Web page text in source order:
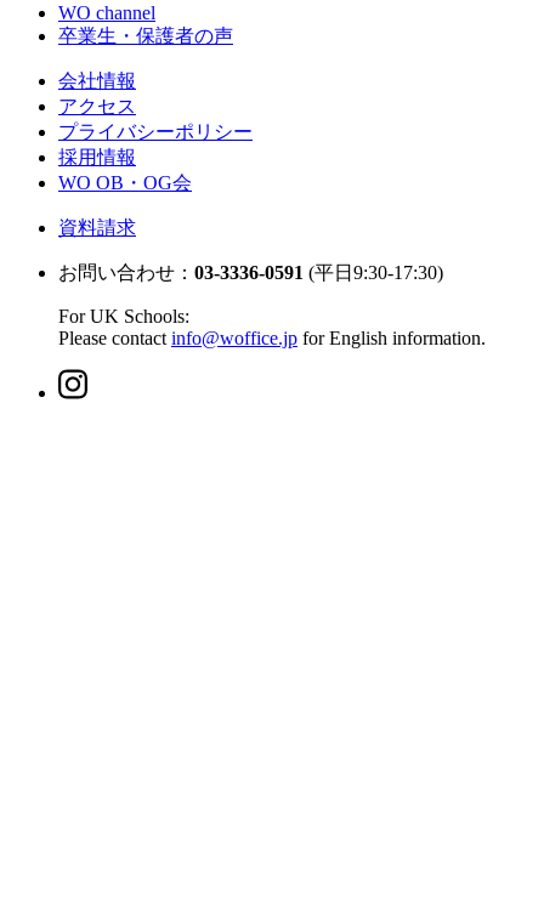
WO channel
卒業生・保護者の声
会社情報
アクセス
プライバシーポリシー
採用情報
WO OB・OG会
資料請求
お問い合わせ： 03-3336-0591 (平日9:30-17:30)
For UK Schools:
Please contact info@woffice.jp for English information.